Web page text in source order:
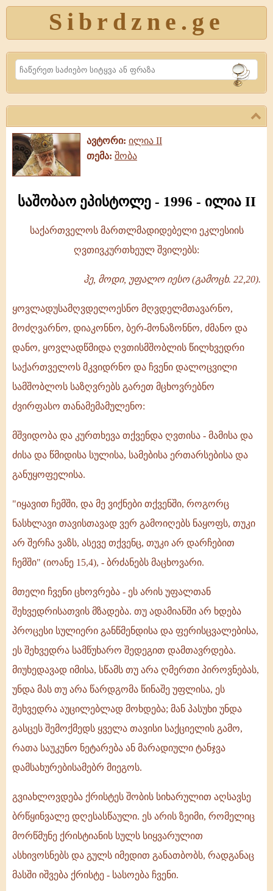
Sibrdzne.ge
Search
ავტორი: ილია II
თემა: შობა
საშობაო ეპისტოლე - 1996 - ილია II
საქართველოს მართლმადიდებელი ეკლესიის
ღვთივკურთხეულ შვილებს:
ჰე, მოდი, უფალო იესო (გამოცხ. 22,20).
ყოვლადუსამღვდელოესნო მღვდელმთავარნო,
მოძღვარნო, დიაკონნო, ბერ-მონაზონნო, ძმანო და
დანო, ყოვლადწმიდა ღვთისმშობლის წილხვედრი
საქართველოს მკვიდრნო და ჩვენი დალოცვილი
სამშობლოს საზღვრებს გარეთ მცხოვრებნო
ძვირფასო თანამემამულენო:
მშვიდობა და კურთხევა თქვენდა ღვთისა - მამისა და
ძისა და წმიდისა სულისა, სამებისა ერთარსებისა და
განუყოფელისა.
"იყავით ჩემში, და მე ვიქნები თქვენში, როგორც
ნასხლავი თავისთავად ვერ გამოიღებს ნაყოფს, თუკი
არ შერჩა ვაზს, ასევე თქვენც, თუკი არ დარჩებით
ჩემში" (იოანე 15,4), - ბრძანებს მაცხოვარი.
მთელი ჩვენი ცხოვრება - ეს არის უფალთან
შეხვედრისათვის მზადება. თუ ადამიანში არ ხდება
პროცესი სულიერი განწმენდისა და ფერისცვალებისა,
ეს შეხვედრა სამწუხარო შედეგით დამთავრდება.
მიუხედავად იმისა, სწამს თუ არა ღმერთი პიროვნებას,
უნდა მას თუ არა წარდგომა წინაშე უფლისა, ეს
შეხვედრა აუცილებლად მოხდება; მან პასუხი უნდა
გასცეს შემოქმედს ყველა თავისი საქციელის გამო,
რათა საუკუნო ნეტარება ან მარადიული ტანჯვა
დამსახურებისამებრ მიეგოს.
გვიახლოვდება ქრისტეს შობის სიხარულით აღსავსე
ბრწყინვალე დღესასწაული. ეს არის ზეიმი, რომელიც
მორწმუნე ქრისტიანის სულს სიყვარულით
ასხივოსნებს და გულს იმედით განათბობს, რადგანაც
მასში იშვება ქრისტე - სასოება ჩვენი.